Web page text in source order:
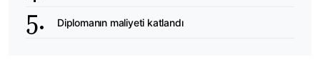
Diplomanın maliyeti katlandı